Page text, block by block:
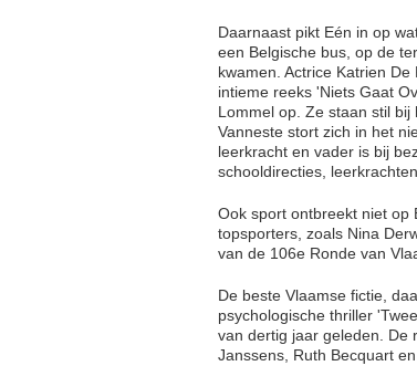
Daarnaast pikt Eén in op
een Belgische bus, op de
kwamen. Actrice Katrien
intieme reeks 'Niets Gaat
Lommel op. Ze staan stil
Vanneste stort zich in het
leerkracht en vader is bij
schooldirecties,
Ook sport ontbreekt niet op
topsporters, zoals Nina
van de 106e Ronde van
De beste Vlaamse fictie,
psychologische thriller
van dertig jaar geleden. De
Janssens, Ruth Becquart en